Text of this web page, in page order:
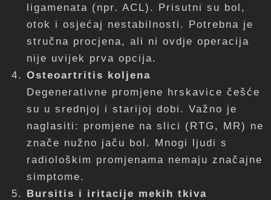
ligamenata (npr. ACL). Prisutni su bol,
otok i osjećaj nestabilnosti. Potrebna je
stručna procjena, ali ni ovdje operacija
nije uvijek prva opcija.
Osteoartritis koljena
Degenerativne promjene hrskavice češće
su u srednjoj i starijoj dobi. Važno je
naglasiti: promjene na slici (RTG, MR) ne
znače nužno jaču bol. Mnogi ljudi s
radiološkim promjenama nemaju značajne
simptome.
Bursitis i iritacije mekih tkiva